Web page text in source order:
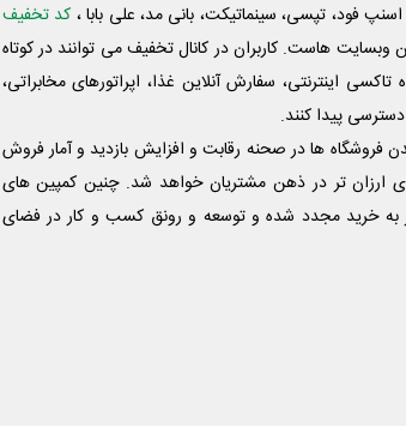
فود، تپسی، سینماتیکت، بانی مد، علی‌ بابا ، کد تخفیف
وبسایت ‌هاست. کاربران در کانال تخفیف می توانند در کوتاه
اینترنتی، سفارش آنلاین غذا، اپراتورهای مخابراتی،
پیدا کنند.
فروشگاه ها در صحنه رقابت و افزایش بازدید و آمار فروش
ارزان تر در ذهن مشتریان خواهد شد. چنین کمپین های
به خرید مجدد شده و توسعه و رونق کسب و کار در فضای